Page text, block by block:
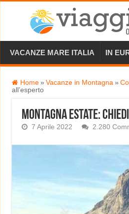
VACANZE MARE ITALIA IN
Home » Vacanze in Montagna »
all’esperto
Montagna Estate:
7 Aprile 2022 2.280